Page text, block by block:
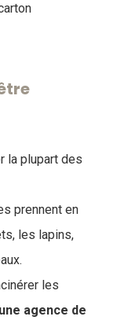
la plupart des
prennent en
les lapins,
les
une agence de